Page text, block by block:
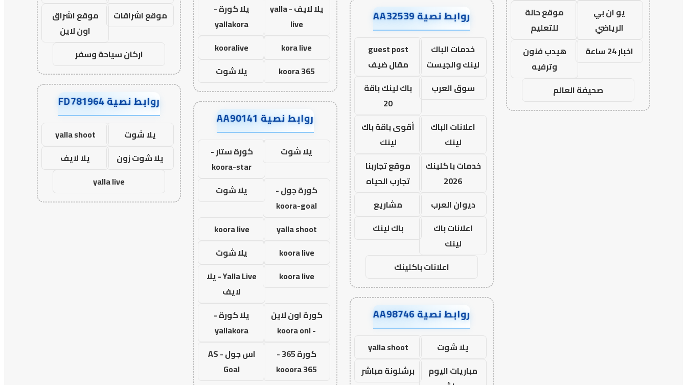
يو ان بي
الرياضي
موقع حالة
للتعليم
اخبار 24 ساعة
هيدب فنون
وترفيه
صحيفة العالم
روابط نصية AA32539
خدمات الباك
لينك والجيست
guest post
مقال ضيف
سوق العرب
باك لينك باقة
20
اعلانات الباك
لينك
أقوى باقة باك
لينك
خدمات با كلينك
2026
موقع تجاربنا
تجارب الحياه
ديوان العرب
مشاريع
اعلانات باك
لينك
باك لينك
اعلانات باكلينك
روابط نصية AA98746
يلا شوت
yalla shoot
مباريات اليوم
برشلونة مباشر
يلا لايف - yalla
live
يلا كورة -
yallakora
kora live
kooralive
koora 365
يلا شوت
روابط نصية AA90141
يلا شوت
كورة ستار -
koora-star
كورة جول -
koora-goal
يلا شوت
yalla shoot
koora live
koora live
يلا شوت
koora live
Yalla Live - يلا
لايف
كورة اون لاين
- koora onl
يلا كورة -
yallakora
كورة 365 -
kooora 365
اس جول - AS
Goal
موقع اشراقات
موقع اشراق
اون لاين
اركان سياحة وسفر
روابط نصية FD781964
يلا شوت
yalla shoot
يلا شوت زون
يلا لايف
yalla live